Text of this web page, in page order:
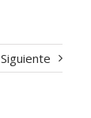
Siguiente